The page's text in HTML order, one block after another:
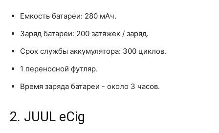
Емкость батареи: 280 мАч.
Заряд батареи: 200 затяжек / заряд.
Срок службы аккумулятора: 300 циклов.
1 переносной футляр.
Время заряда батареи - около 3 часов.
2. JUUL eCig